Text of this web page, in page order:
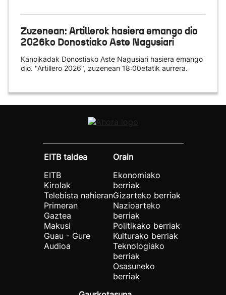
Zuzenean: Artillerok hasiera emango dio
2026ko Donostiako Aste Nagusiari
Kanoikadak Donostiako Aste Nagusiari hasiera emango
dio. "Artillero 2026", zuzenean 18:00etatik aurrera.
EITB taldea
EITB
Kirolak
Telebista nahieran
Primeran
Gaztea
Makusi
Guau - Gure
Audioa
Orain
Ekonomiako
berriak
Gizarteko berriak
Nazioarteko
berriak
Politikako berriak
Kulturako berriak
Teknologiako
berriak
Osasuneko
berriak